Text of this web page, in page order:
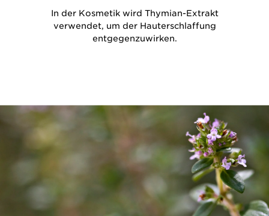
In der Kosmetik wird Thymian-Extrakt
verwendet, um der Hauterschlaffung
entgegenzuwirken.